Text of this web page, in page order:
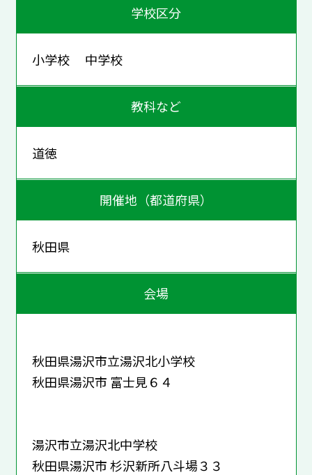
学校区分
小学校 中学校
教科など
道徳
開催地（都道府県）
秋田県
会場
秋田県湯沢市立湯沢北小学校
秋田県湯沢市 富士見６４
湯沢市立湯沢北中学校
秋田県湯沢市 杉沢新所八斗場３３